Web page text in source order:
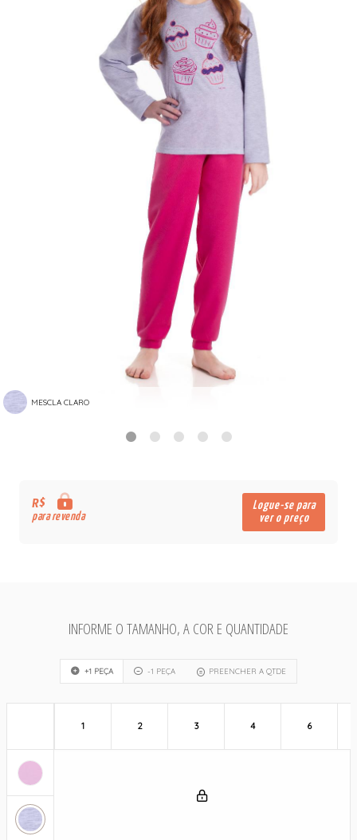
MESCLA CLARO
R$
para revenda
Logue-se para
ver o preço
INFORME O TAMANHO, A COR E QUANTIDADE
+1 PEÇA -1 PEÇA PREENCHER A QTDE
1 2 3 4 6